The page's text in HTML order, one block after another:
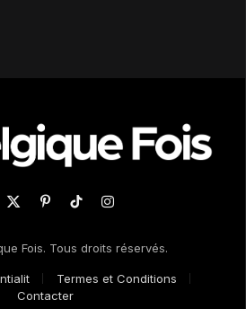
X
PinterestTikTokInstagram
Fois. Tous droits réservés.
Termes et Conditions
Contacter